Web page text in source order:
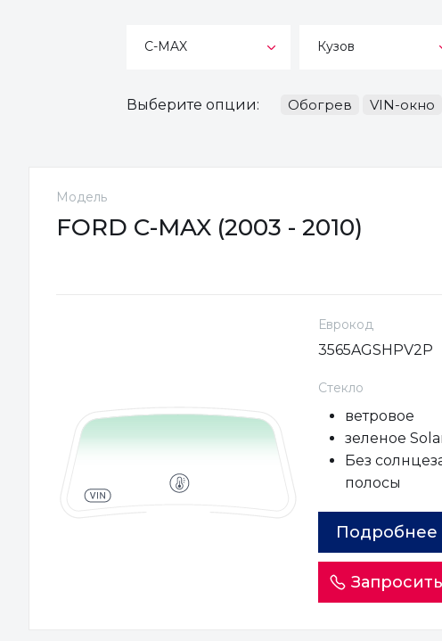
C-MAX Кузов
Выберите опции: Обогрев VIN-окно
Модель
FORD C-MAX (2003 - 2010)
Еврокод
3565AGSHPV2P
Стекло
ветровое
зеленое
Без
полосы
Подробнее